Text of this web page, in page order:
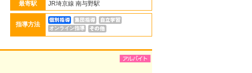
最寄駅 JR埼京線 南与野駅
指導方法
オンライン指導